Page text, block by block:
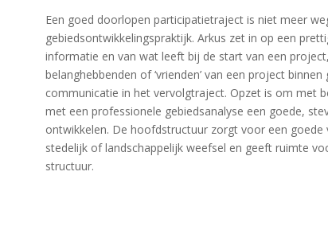
Een goed doorlopen participatietraject is niet meer
gebiedsontwikkelingspraktijk. Arkus zet in op een
informatie en van wat leeft bij de start van een
belanghebbenden of ‘vrienden’ van een project
communicatie in het vervolgtraject. Opzet is om met
met een professionele gebiedsanalyse een goede,
ontwikkelen. De hoofdstructuur zorgt voor een goede
stedelijk of landschappelijk weefsel en geeft ruimte
structuur.